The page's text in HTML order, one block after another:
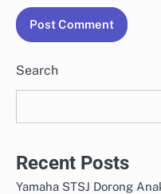
Search
Recent Posts
Yamaha STSJ Dorong